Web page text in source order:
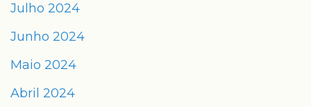
Julho 2024
Junho 2024
Maio 2024
Abril 2024